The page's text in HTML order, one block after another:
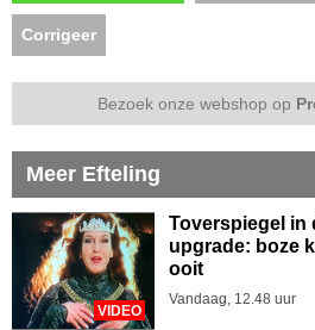
Corrigeer
Bezoek onze webshop op
Meer Efteling
VIDEO
Toverspiegel in
upgrade: boze
ooit
Vandaag, 12.48 uur